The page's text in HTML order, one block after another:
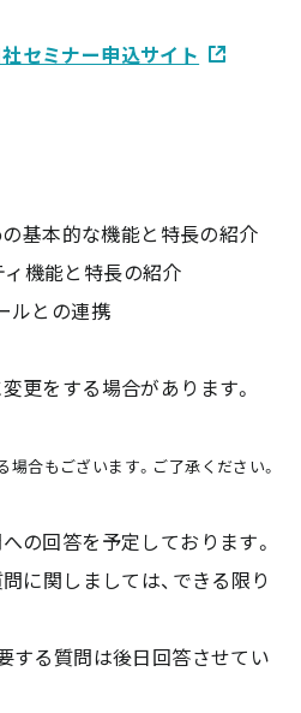
セミナー申込サイト
基本的な機能と特長の紹介
機能と特長の紹介
ルとの連携
更をする場合があります。
合もございます。ご了承ください。
の回答を予定しております。
に関しましては、できる限り
する質問は後日回答させてい